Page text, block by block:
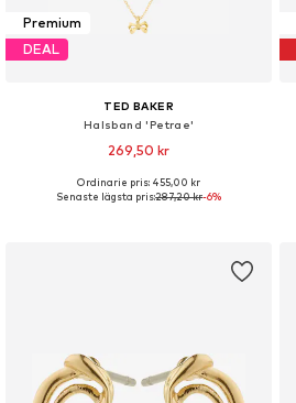
Premium
DEAL
TED BAKER
Halsband 'Petrae'
269,50 kr
Tillgängliga storlekar: One Size
Ordinarie pris: 455,00 kr
Senaste lägsta pris:287,20 kr-6%